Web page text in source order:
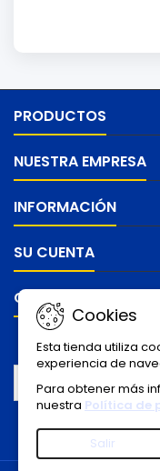
PRODUCTOS
NUESTRA EMPRESA
INFORMACIÓN
SU CUENTA
CONTACTO
Cookies
Esta tienda utiliza
experiencia de
Para obtener más
nuestra Política de
Salir